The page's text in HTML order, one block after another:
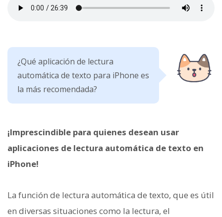
¿Qué aplicación de lectura
automática de texto para iPhone es
la más recomendada?
¡Imprescindible para quienes desean usar
aplicaciones de lectura automática de texto en
iPhone!
La función de lectura automática de texto, que es útil
en diversas situaciones como la lectura, el